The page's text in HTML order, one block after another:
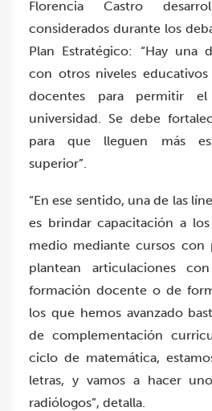
Florencia Castro
considerados durante los
Plan Estratégico: “Hay una
con otros niveles
docentes para permitir
universidad. Se debe
para que lleguen más
superior”.
“En ese sentido, una de las
es brindar capacitación a
medio mediante cursos con
plantean articulaciones
formación docente o de
los que hemos avanzado
de complementación
ciclo de matemática,
letras, y vamos a hacer
radiólogos”, detalla.